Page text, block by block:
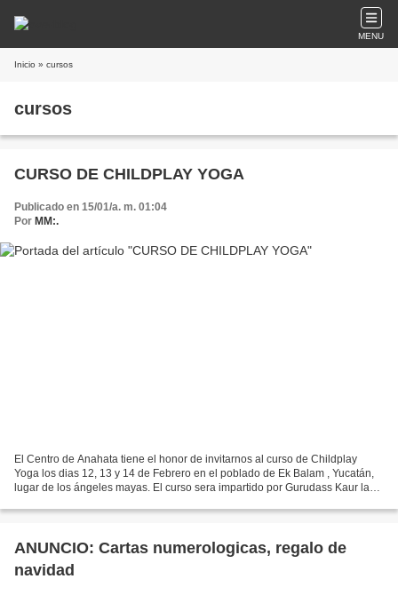
MENU
Inicio » cursos
cursos
CURSO DE CHILDPLAY YOGA
Publicado en 15/01/a. m. 01:04
Por MM:.
El Centro de Anahata tiene el honor de invitarnos al curso de Childplay
Yoga los dias 12, 13 y 14 de Febrero en el poblado de Ek Balam , Yucatán,
lugar de los ángeles mayas. El curso sera impartido por Gurudass Kaur la
ANUNCIO: Cartas numerologicas, regalo de
navidad